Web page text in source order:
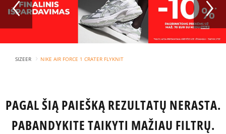
SIZEER › NIKE AIR FORCE 1 CRATER FLYKNIT
PAGAL ŠIĄ PAIEŠKĄ REZULTATŲ NERASTA.
PABANDYKITE TAIKYTI MAŽIAU FILTRŲ.